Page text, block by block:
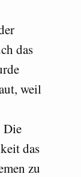
das
weil
Die
das
zu